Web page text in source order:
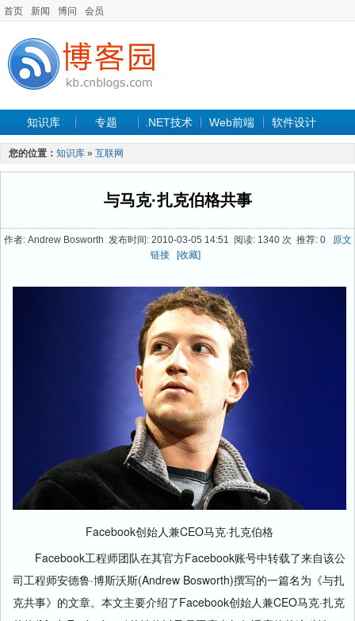
首页 新闻 博问 会员
知识库 专题 .NET技术 Web前端 软件设计
手机开发 软件工程
最新文章
您的位置： 知识库 » 互联网
与马克·扎克伯格共事
作者: Andrew Bosworth 发布时间: 2010-03-05 14:51 阅读: 1340 次 推荐: 0
原文
链接
[收藏]
Facebook创始人兼CEO马克·扎克伯格
Facebook工程师团队在其官方Facebook账号中转载了来自该公
司工程师安德鲁·博斯沃斯(Andrew Bosworth)撰写的一篇名为《与扎
克共事》的文章。本文主要介绍了Facebook创始人兼CEO马克·扎克